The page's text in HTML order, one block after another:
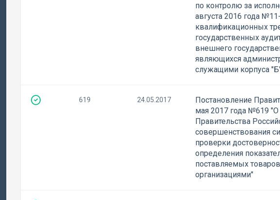
по контролю за
августа 2016 года
квалификационных
государственных
внешнего
являющихся
служащими корпуса
619 24.05.2017
Постановление
мая 2017 года №619
Правительства
совершенствования
проверки
определения
поставляемых
организациями"